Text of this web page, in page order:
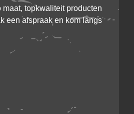
topkwaliteit producten
een afspraak en kom langs